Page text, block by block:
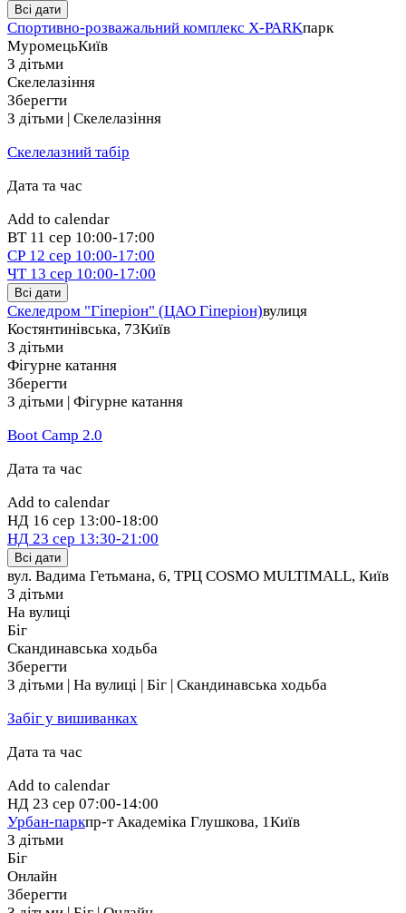
Всі дати
Спортивно-розважальний комплекс X-PARKпарк
МуромецьКиїв
З дітьми
Скелелазіння
Зберегти
З дітьми | Скелелазіння
Скелелазний табір
Дата та час
Add to calendar
ВТ 11 сер 10:00-17:00
СР 12 сер 10:00-17:00
ЧТ 13 сер 10:00-17:00
Всі дати
Скеледром "Гіперіон" (ЦАО Гіперіон)вулиця
Костянтинівська, 73Київ
З дітьми
Фігурне катання
Зберегти
З дітьми | Фігурне катання
Boot Camp 2.0
Дата та час
Add to calendar
НД 16 сер 13:00-18:00
НД 23 сер 13:30-21:00
Всі дати
вул. Вадима Гетьмана, 6, ТРЦ COSMO MULTIMALL, Київ
З дітьми
На вулиці
Біг
Скандинавська ходьба
Зберегти
З дітьми | На вулиці | Біг | Скандинавська ходьба
Забіг у вишиванках
Дата та час
Add to calendar
НД 23 сер 07:00-14:00
Урбан-паркпр-т Академіка Глушкова, 1Київ
З дітьми
Біг
Онлайн
Зберегти